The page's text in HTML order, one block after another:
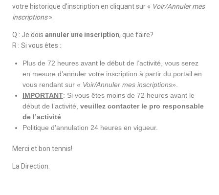
votre historique d’inscription en cliquant sur « Voir/Annuler mes
inscriptions».
Q : Je dois annuler une inscription, que faire?
R : Si vous êtes :
Plus de 72 heures avant le début de l’activité, vous serez
en mesure d’annuler votre inscription à partir du portail en
vous rendant sur « Voir/Annuler mes inscriptions».
IMPORTANT: Si vous êtes moins de 72 heures avant le
début de l’activité, veuillez contacter le pro responsable
de l’activité
Politique d’annulation 24 heures en vigueur.
Merci et bon tennis!
La Direction.